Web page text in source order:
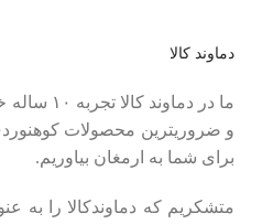
دماوند کالا
ما در
و ضروریترین محصولات کوهنوردی
برای شما به ارمغان بیاوریم.
متشکریم که دماوندکالا را به